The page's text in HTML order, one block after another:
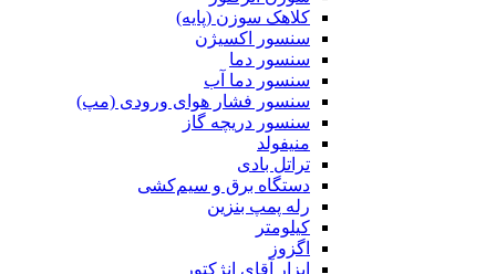
کلاهک سوزن (پایه)
سنسور اکسیژن
سنسور دما
سنسور دما آب
سنسور فشار هوای ورودی (مپ)
سنسور دریچه گاز
منیفولد
تراتل بادی
دستگاه برق و سیم‌کشی
رله پمپ بنزین
کیلومتر
اگزوز
ابزار آقای انژکتور